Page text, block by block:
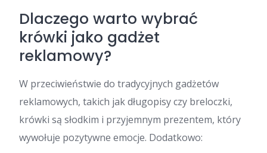
Dlaczego warto wybrać
krówki jako gadżet
reklamowy?
W przeciwieństwie do tradycyjnych gadżetów
reklamowych, takich jak długopisy czy breloczki,
krówki są słodkim i przyjemnym prezentem, który
wywołuje pozytywne emocje. Dodatkowo: